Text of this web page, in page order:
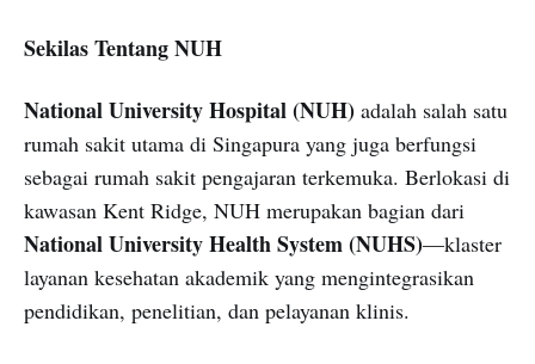
Sekilas Tentang NUH
National University Hospital (NUH) adalah salah satu
rumah sakit utama di Singapura yang juga berfungsi
sebagai rumah sakit pengajaran terkemuka. Berlokasi di
kawasan Kent Ridge, NUH merupakan bagian dari
National University Health System (NUHS)—klaster
layanan kesehatan akademik yang mengintegrasikan
pendidikan, penelitian, dan pelayanan klinis.